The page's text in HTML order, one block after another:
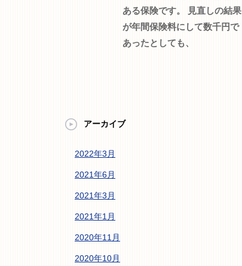
ある保険です。 見直しの結果
が年間保険料にして数千円で
あったとしても、
アーカイブ
2022年3月
2021年6月
2021年3月
2021年1月
2020年11月
2020年10月